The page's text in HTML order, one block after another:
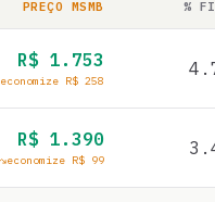
PREÇO MSMB %
R$ 1.753
economize R$ 258
R$ 1.390
economize R$ 99